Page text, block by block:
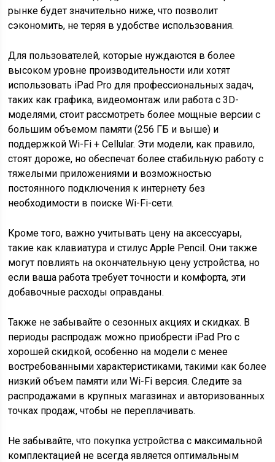
рынке будет значительно ниже, что позволит
сэкономить, не теряя в удобстве использования.
Для пользователей, которые нуждаются в более
высоком уровне производительности или хотят
использовать iPad Pro для профессиональных задач,
таких как графика, видеомонтаж или работа с 3D-
моделями, стоит рассмотреть более мощные версии с
большим объемом памяти (256 ГБ и выше) и
поддержкой Wi-Fi + Cellular. Эти модели, как правило,
стоят дороже, но обеспечат более стабильную работу с
тяжелыми приложениями и возможностью
постоянного подключения к интернету без
необходимости в поиске Wi-Fi-сети.
Кроме того, важно учитывать цену на аксессуары,
такие как клавиатура и стилус Apple Pencil. Они также
могут повлиять на окончательную цену устройства, но
если ваша работа требует точности и комфорта, эти
добавочные расходы оправданы.
Также не забывайте о сезонных акциях и скидках. В
периоды распродаж можно приобрести iPad Pro с
хорошей скидкой, особенно на модели с менее
востребованными характеристиками, такими как более
низкий объем памяти или Wi-Fi версия. Следите за
распродажами в крупных магазинах и авторизованных
точках продаж, чтобы не переплачивать.
Не забывайте, что покупка устройства с максимальной
комплектацией не всегда является оптимальным